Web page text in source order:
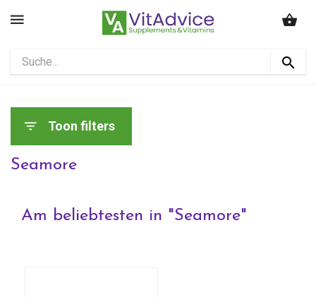
Toon filters
Seamore
Am beliebtesten in "Seamore"